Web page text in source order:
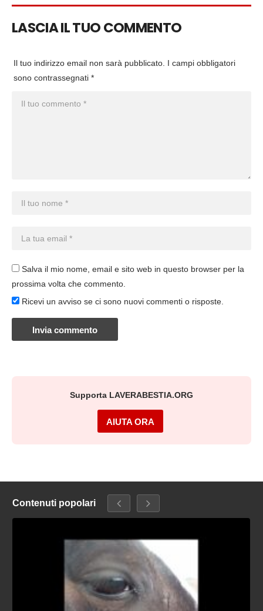
LASCIA IL TUO COMMENTO
Il tuo indirizzo email non sarà pubblicato. I campi obbligatori
sono contrassegnati *
Salva il mio nome, email e sito web in questo browser per la
prossima volta che commento.
Ricevi un avviso se ci sono nuovi commenti o risposte.
Supporta LAVERABESTIA.ORG
AIUTA ORA
Contenuti popolari